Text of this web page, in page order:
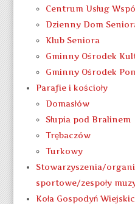
Centrum Usług
Dzienny Dom
Klub Seniora
Gminny Ośrodek
Gminny Ośrodek
Parafie i kościoły
Domasłów
Słupia pod Bralinem
Trębaczów
Turkowy
Stowarzyszenia/
sportowe/zespoły
Koła Gospodyń